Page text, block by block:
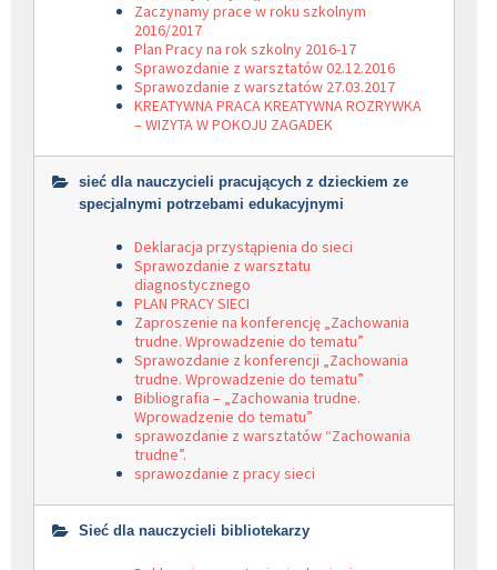
Zaczynamy prace w roku szkolnym
2016/2017
Plan Pracy na rok szkolny 2016-17
Sprawozdanie z warsztatów 02.12.2016
Sprawozdanie z warsztatów 27.03.2017
KREATYWNA PRACA KREATYWNA ROZRYWKA
– WIZYTA W POKOJU ZAGADEK
sieć dla nauczycieli pracujących z dzieckiem ze
specjalnymi potrzebami edukacyjnymi
Deklaracja przystąpienia do sieci
Sprawozdanie z warsztatu
diagnostycznego
PLAN PRACY SIECI
Zaproszenie na konferencję „Zachowania
trudne. Wprowadzenie do tematu”
Sprawozdanie z konferencji „Zachowania
trudne. Wprowadzenie do tematu”
Bibliografia – „Zachowania trudne.
Wprowadzenie do tematu”
sprawozdanie z warsztatów “Zachowania
trudne”.
sprawozdanie z pracy sieci
Sieć dla nauczycieli bibliotekarzy